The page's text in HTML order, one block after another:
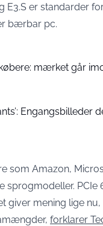
E3.S er standarder
bærbar pc.
mærket går
Engangsbilleder
som Amazon,
sprogmodeller. PCIe
giver mening lige
forklarer